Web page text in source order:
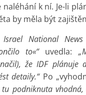
k ní. Je-li
by měla být
Israel National News
to«“uvedla:
že IDF plánuje
detaily.“Po
tu podniknuta